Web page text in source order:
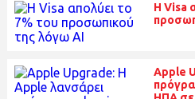
H Visa
Apple